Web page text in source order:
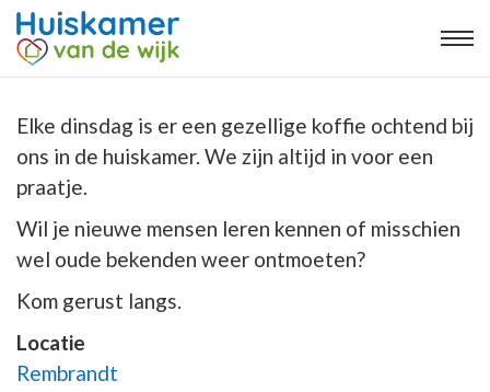
Elke dinsdag is er een gezellige koffie ochtend bij
ons in de huiskamer. We zijn altijd in voor een
praatje.
Wil je nieuwe mensen leren kennen of misschien
wel oude bekenden weer ontmoeten?
Kom gerust langs.
Locatie
Rembrandt